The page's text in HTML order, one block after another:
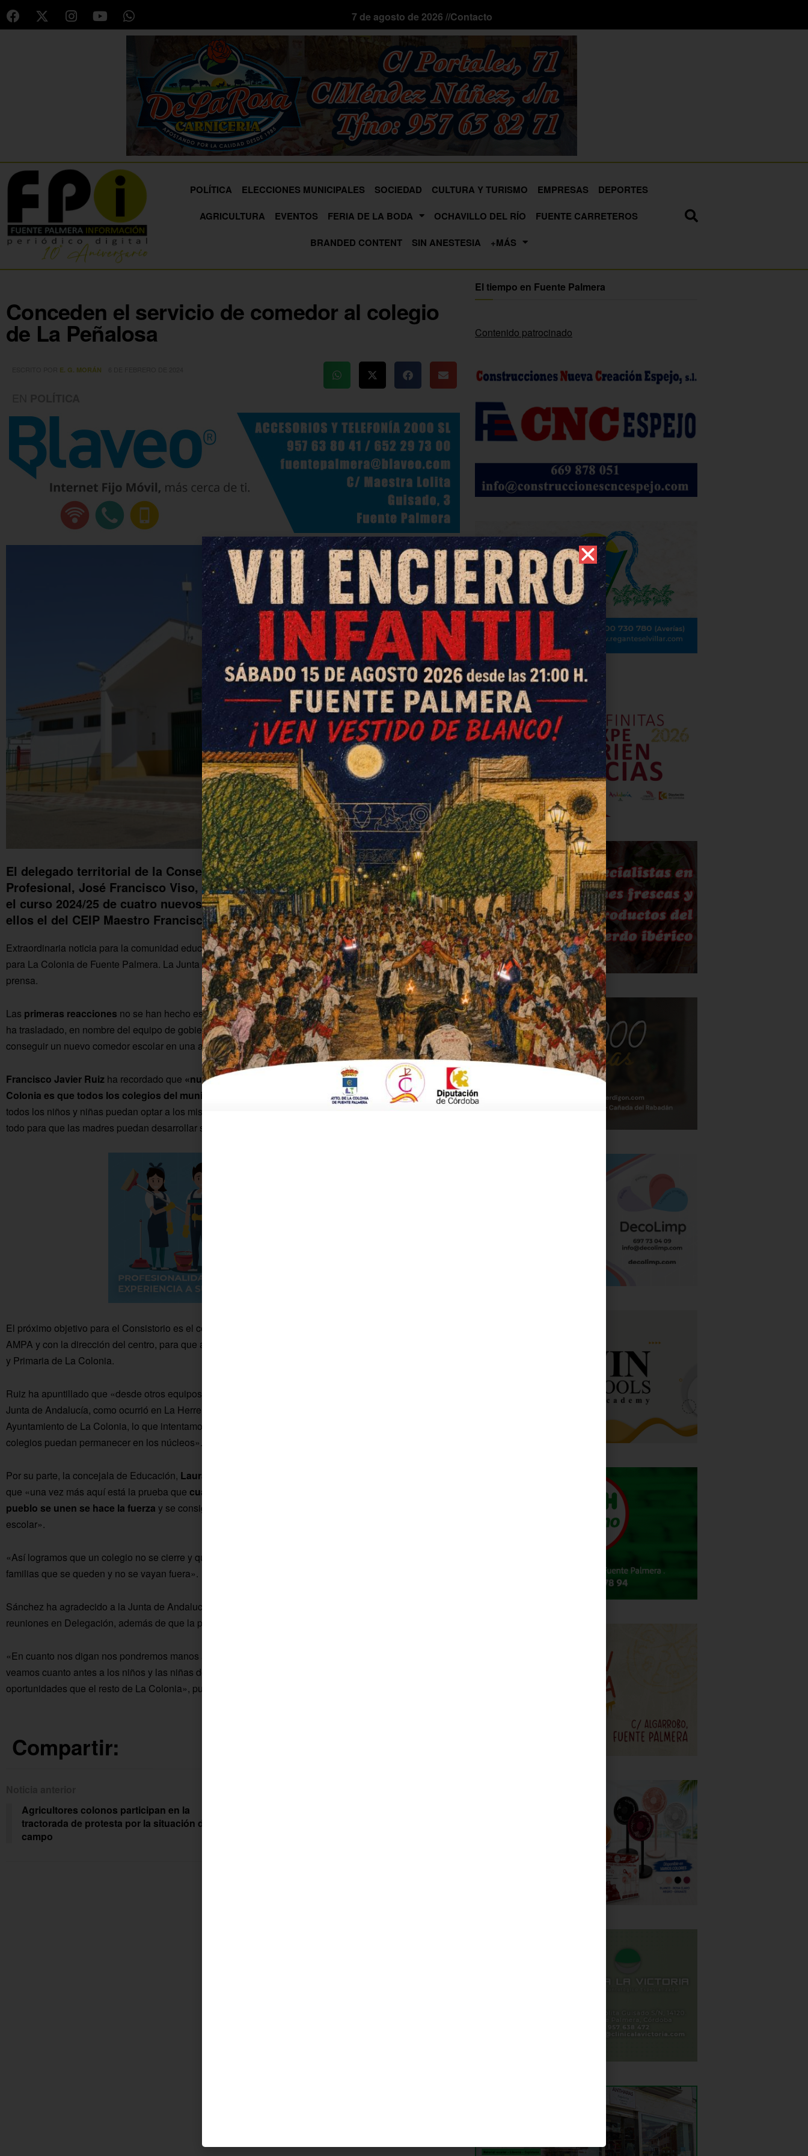
7 de agosto de 2026 //Contacto
POLÍTICA ELECCIONES MUNICIPALES SOCIEDAD CULTURA Y TURISMO EMPRESAS
DEPORTES
AGRICULTURA
EVENTOS FERIA DE LA BODA OCHAVILLO DEL RÍO
FUENTE CARRETEROS
BRANDED CONTENT
SIN ANESTESIA +MÁS
Conceden el servicio de comedor al colegio
de La Peñalosa
E. G. MORÁN
El delegado territorial de la Consejería de Desarrollo Educativo y Formación
Profesional, José Francisco Viso, ha anunciado esta mañana la concesión para
el curso 2024/25 de cuatro nuevos comedores escolares en la provincia, entre
ellos el del CEIP Maestro Francisco Gómez de La Peñalosa.
Extraordinaria noticia para la comunidad educativa y para el núcleo de La Peñalosa, y en consecuencia,
para La Colonia de Fuente Palmera. La Junta de Andalucía lo ha hecho público a través de una nota de
prensa.
Las primeras reacciones no se han hecho esperar desde el Ayuntamiento de Fuente Palmera. El alcalde
ha trasladado, en nombre del equipo de gobierno y en el suyo propio, «nuestra inmensa alegría por
conseguir un nuevo comedor escolar en una aldea de La Colonia de Fuente Palmera».
Francisco Javier Ruiz ha recordado que «nuestro proyecto desde que entramos a gobernar La
Colonia es que todos los colegios del municipio tengan los mismos servicios básicospara que así
todos los niños y niñas puedan optar a los mismos y tener una mayor conciliación laboral y familiar, sobre
todo para que las madres puedan desarrollar su trabajo».
El próximo objetivo para el Consistorio es el comedor escolar en Villalón, después de consensuarlo con la
AMPA y con la dirección del centro, para que así se complete este servicio en todos los colegios de Infantil
y Primaria de La Colonia.
Ruiz ha apuntillado que «desde otros equipos de gobierno se cerraban centros educativos por parte de la
Junta de Andalucía, como ocurrió en La Herrería y no hicieron nada; nuestro equipo de gobierno desde el
Ayuntamiento de La Colonia, lo que intentamos es no cerrarlos, sino abrir comedores escolares y que esos
colegios puedan permanecer en los núcleos».
Por su parte, la concejala de Educación, Laura Sánchez
que «una vez más aquí está la prueba que cuando administraciones, equipo directivo, AMPA y todo un
pueblo se unen se hace la fuerza y se consigue, en este caso, algo muy importante como un comedor
escolar».
«Así logramos que un colegio no se cierre y que se produzca un impulso para todo el núcleo, con unas
familias que se queden y no se vayan fuera».
Sánchez ha agradecido a la Junta de Andalucía «la nueva oportunidad que nos brinda tras varias
reuniones en Delegación, además de que la propuesta fue aprobada por unanimidad por el Pleno».
«En cuanto nos digan nos pondremos manos a la obra para adaptar un espacio en el colegio y que
veamos cuanto antes a los niños y las niñas de La Peñalosa con su comedor teniendo las mismas
oportunidades que el resto de La Colonia», puntualiza.
Compartir:
Agricultores colonos participan en la
tractorada de protesta por la situación del
campo
El tiempo en Fuente Palmera
Contenido patrocinado